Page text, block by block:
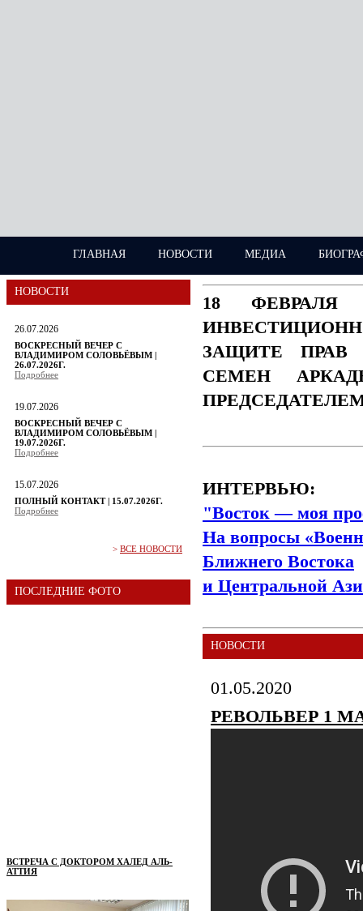
ГЛАВНАЯ НОВОСТИ МЕДИА
НОВОСТИ
26.07.2026
ВОСКРЕСНЫЙ ВЕЧЕР С
ВЛАДИМИРОМ СОЛОВЬЁВЫМ |
26.07.2026Г.
Подробнее
19.07.2026
ВОСКРЕСНЫЙ ВЕЧЕР С
ВЛАДИМИРОМ СОЛОВЬЁВЫМ |
19.07.2026Г.
Подробнее
15.07.2026
ПОЛНЫЙ КОНТАКТ | 15.07.2026Г.
Подробнее
> ВСЕ НОВОСТИ
ПОСЛЕДНИЕ ФОТО
ВСТРЕЧА С ДОКТОРОМ ХАЛЕД АЛЬ-
АТТИЯ
18 ФЕВРАЛЯ
ЗАЩИТЕ ПРАВ
СЕМЕН
ИНТЕРВЬЮ:
"Восток — моя
На вопросы
Ближнего Востока
и Центральной
НОВОСТИ
01.05.2020
РЕВОЛЬВЕР 1